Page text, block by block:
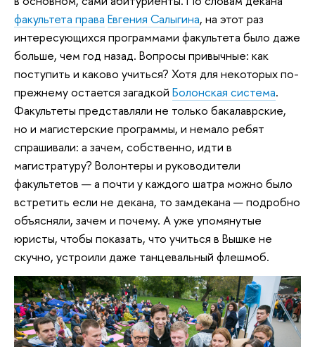
факультета права Евгения Салыгина, на этот раз
интересующихся программами факультета было даже
больше, чем год назад. Вопросы привычные: как
поступить и каково учиться? Хотя для некоторых по-
прежнему остается загадкой Болонская система.
Факультеты представляли не только бакалаврские,
но и магистерские программы, и немало ребят
спрашивали: а зачем, собственно, идти в
магистратуру? Волонтеры и руководители
факультетов — а почти у каждого шатра можно было
встретить если не декана, то замдекана — подробно
объясняли, зачем и почему. А уже упомянутые
юристы, чтобы показать, что учиться в Вышке не
скучно, устроили даже танцевальный флешмоб.